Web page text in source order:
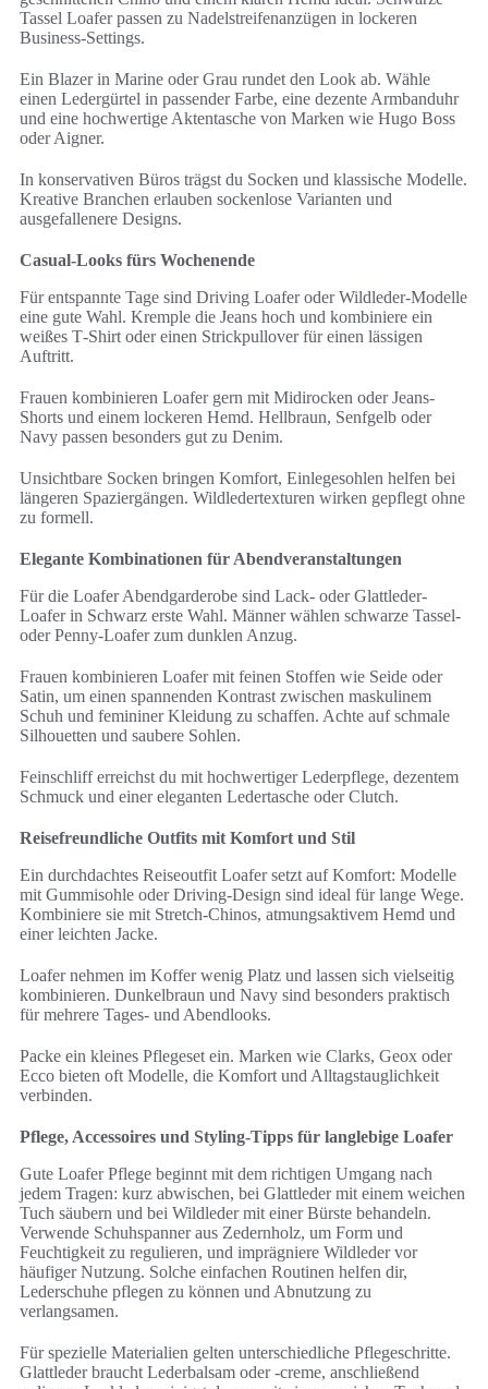
Tassel Loafer passen zu Nadelstreifenanzügen in lockeren
Business-Settings.
Ein Blazer in Marine oder Grau rundet den Look ab. Wähle
einen Ledergürtel in passender Farbe, eine dezente Armbanduhr
und eine hochwertige Aktentasche von Marken wie Hugo Boss
oder Aigner.
In konservativen Büros trägst du Socken und klassische Modelle.
Kreative Branchen erlauben sockenlose Varianten und
ausgefallenere Designs.
Casual-Looks fürs Wochenende
Für entspannte Tage sind Driving Loafer oder Wildleder-Modelle
eine gute Wahl. Kremple die Jeans hoch und kombiniere ein
weißes T‑Shirt oder einen Strickpullover für einen lässigen
Auftritt.
Frauen kombinieren Loafer gern mit Midirocken oder Jeans-
Shorts und einem lockeren Hemd. Hellbraun, Senfgelb oder
Navy passen besonders gut zu Denim.
Unsichtbare Socken bringen Komfort, Einlegesohlen helfen bei
längeren Spaziergängen. Wildledertexturen wirken gepflegt ohne
zu formell.
Elegante Kombinationen für Abendveranstaltungen
Für die Loafer Abendgarderobe sind Lack- oder Glattleder-
Loafer in Schwarz erste Wahl. Männer wählen schwarze Tassel-
oder Penny-Loafer zum dunklen Anzug.
Frauen kombinieren Loafer mit feinen Stoffen wie Seide oder
Satin, um einen spannenden Kontrast zwischen maskulinem
Schuh und femininer Kleidung zu schaffen. Achte auf schmale
Silhouetten und saubere Sohlen.
Feinschliff erreichst du mit hochwertiger Lederpflege, dezentem
Schmuck und einer eleganten Ledertasche oder Clutch.
Reisefreundliche Outfits mit Komfort und Stil
Ein durchdachtes Reiseoutfit Loafer setzt auf Komfort: Modelle
mit Gummisohle oder Driving-Design sind ideal für lange Wege.
Kombiniere sie mit Stretch-Chinos, atmungsaktivem Hemd und
einer leichten Jacke.
Loafer nehmen im Koffer wenig Platz und lassen sich vielseitig
kombinieren. Dunkelbraun und Navy sind besonders praktisch
für mehrere Tages- und Abendlooks.
Packe ein kleines Pflegeset ein. Marken wie Clarks, Geox oder
Ecco bieten oft Modelle, die Komfort und Alltagstauglichkeit
verbinden.
Pflege, Accessoires und Styling-Tipps für langlebige Loafer
Gute Loafer Pflege beginnt mit dem richtigen Umgang nach
jedem Tragen: kurz abwischen, bei Glattleder mit einem weichen
Tuch säubern und bei Wildleder mit einer Bürste behandeln.
Verwende Schuhspanner aus Zedernholz, um Form und
Feuchtigkeit zu regulieren, und imprägniere Wildleder vor
häufiger Nutzung. Solche einfachen Routinen helfen dir,
Lederschuhe pflegen zu können und Abnutzung zu
verlangsamen.
Für spezielle Materialien gelten unterschiedliche Pflegeschritte.
Glattleder braucht Lederbalsam oder -creme, anschließend